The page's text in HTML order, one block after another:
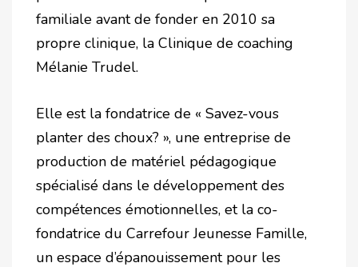
familiale avant de fonder en 2010 sa
propre clinique, la Clinique de coaching
Mélanie Trudel.
Elle est la fondatrice de « Savez-vous
planter des choux? », une entreprise de
production de matériel pédagogique
spécialisé dans le développement des
compétences émotionnelles, et la co-
fondatrice du Carrefour Jeunesse Famille,
un espace d’épanouissement pour les